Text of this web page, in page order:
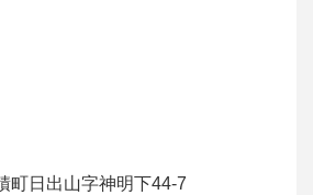
町日出山字神明下44-7